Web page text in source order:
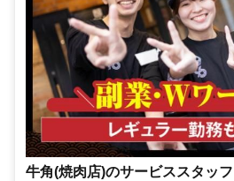
牛角(焼肉店)のサービススタッフ